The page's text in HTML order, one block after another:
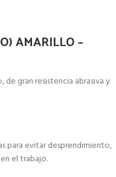
AMARILLO –
gran resistencia abrasiva y
para evitar desprendimiento,
el trabajo.